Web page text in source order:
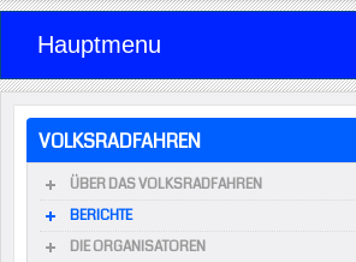
Hauptmenu
VOLKSRADFAHREN
ÜBER DAS VOLKSRADFAHREN
BERICHTE
DIE ORGANISATOREN